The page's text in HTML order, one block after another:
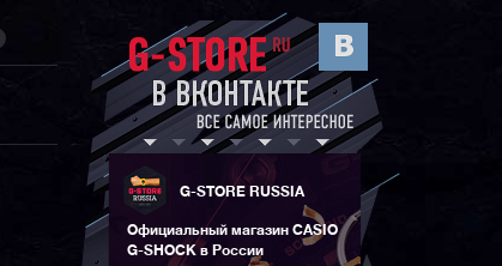
G-STORE RUSSIA
Официальный магазин CASIO
G-SHOCK в России